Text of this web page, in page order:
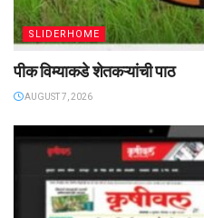
SLIDERHOME
पीक विम्याकडे शेतकऱ्यांची पाठ
AUGUST 7, 2026